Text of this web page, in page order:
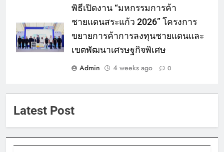
พิธีเปิดงาน “มหกรรมการค้า
ชายแดนสระแก้ว 2026” โครงการ
ขยายการค้าการลงทุนชายแดนและ
เขตพัฒนาเศรษฐกิจพิเศษ
Admin
4 weeks ago 0
Latest Post